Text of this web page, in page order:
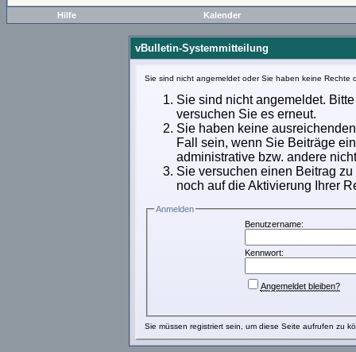
Hilfe Kalender
vBulletin-Systemmitteilung
Sie sind nicht angemeldet oder Sie haben keine
Sie sind nicht angemeldet.
versuchen Sie es erneut.
Sie haben keine
Fall sein, wenn Sie Beiträge
administrative bzw. andere
Sie versuchen einen Beitrag
noch auf die Aktivierung Ihrer
Anmelden
Benutzername:
Kennwort:
Angemeldet bleiben?
Sie müssen registriert sein, um diese Seite aufrufen zu